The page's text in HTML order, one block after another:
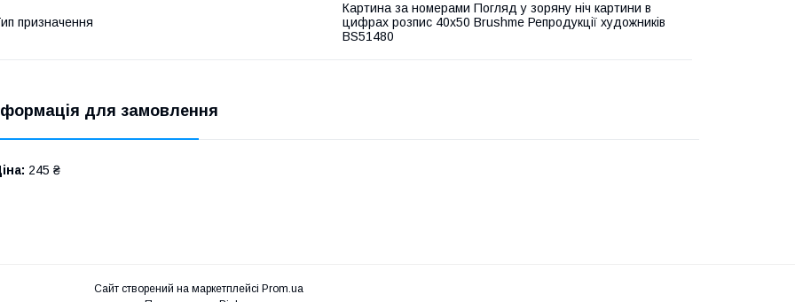
призначення
Картина за номерами Погляд у зоряну ніч картини в
цифрах розпис 40х50 Brushme Репродукції художників
BS51480
для замовлення
245 ₴
Сайт створений на маркетплейсі Prom.ua